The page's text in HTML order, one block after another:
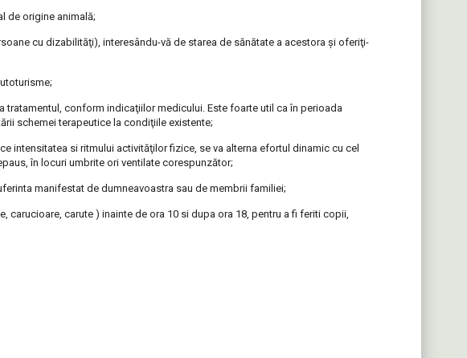
de origine animală;
cu dizabilităţi), interesându-vă de starea de sănătate a acestora şi oferiţi-
conform indicaţiilor medicului. Este foarte util ca în perioada
schemei terapeutice la condiţiile existente;
intensitatea si ritmului activităţilor fizice, se va alterna efortul dinamic cu cel
în locuri umbrite ori ventilate corespunzător;
manifestat de dumneavoastra sau de membrii familiei;
carucioare, carute ) inainte de ora 10 si dupa ora 18, pentru a fi feriti copii,